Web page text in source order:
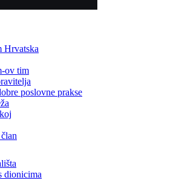
Hrvatska
ov tim
poslovne prakse
dionicima